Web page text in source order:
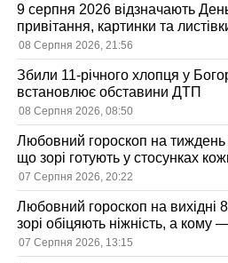
9 серпня 2026 відзначають
привітання, картинки та
08 Серпня 2026, 21:56
Збили 11-річного хлопця у
встановлює обставини ДТП
08 Серпня 2026, 08:50
Любовний гороскоп на
що зорі готують у стосунках
07 Серпня 2026, 20:22
Любовний гороскоп на вихідні
зорі обіцяють ніжність, а
07 Серпня 2026, 13:15